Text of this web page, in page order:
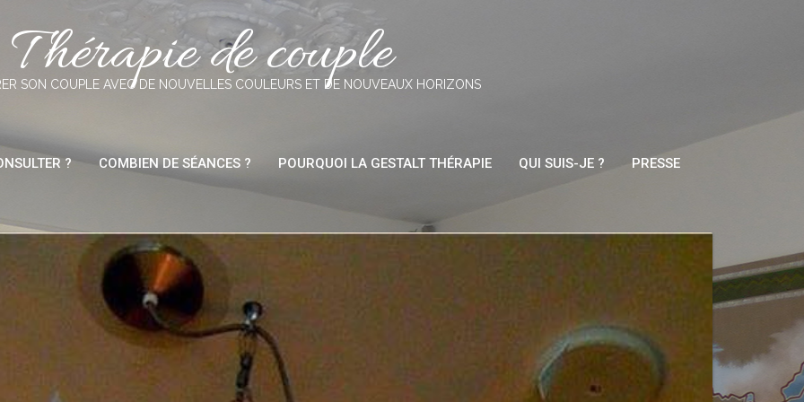
Thérapie de couple
SON COUPLE AVEC DE NOUVELLES COULEURS ET DE NOUVEAUX HORIZONS
? COMBIEN DE SÉANCES ? POURQUOI LA GESTALT THÉRAPIE QUI SUIS-JE ? PRESSE